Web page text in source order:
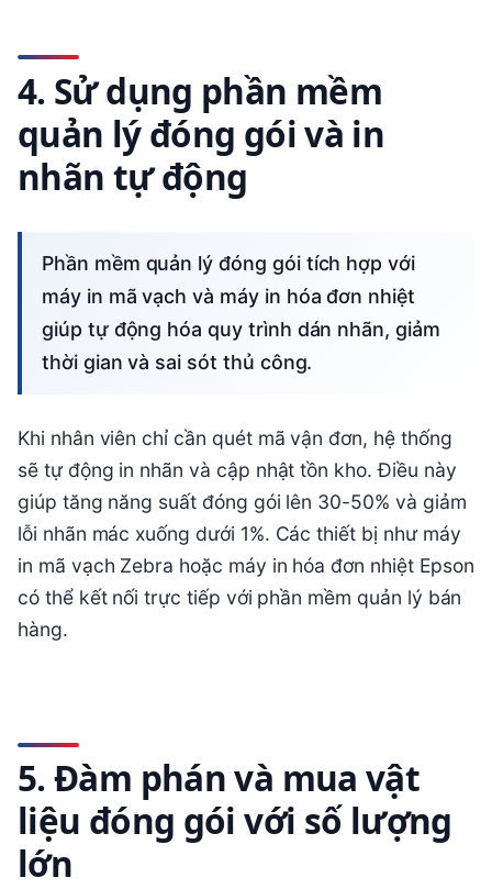
4. Sử dụng phần mềm
quản lý đóng gói và in
nhãn tự động
Phần mềm quản lý đóng gói tích hợp với
máy in mã vạch và máy in hóa đơn nhiệt
giúp tự động hóa quy trình dán nhãn, giảm
thời gian và sai sót thủ công.
Khi nhân viên chỉ cần quét mã vận đơn, hệ thống
sẽ tự động in nhãn và cập nhật tồn kho. Điều này
giúp tăng năng suất đóng gói lên 30-50% và giảm
lỗi nhãn mác xuống dưới 1%. Các thiết bị như máy
in mã vạch Zebra hoặc máy in hóa đơn nhiệt Epson
có thể kết nối trực tiếp với phần mềm quản lý bán
hàng.
5. Đàm phán và mua vật
liệu đóng gói với số lượng
lớn